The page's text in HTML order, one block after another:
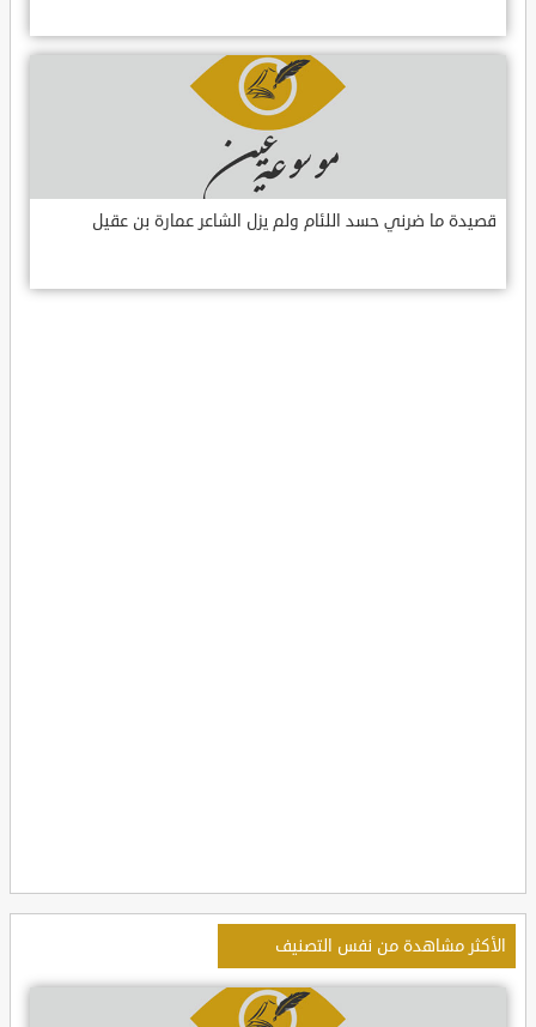
قصيدة ما ضرني حسد اللئام ولم يزل الشاعر عمارة بن عقيل
الأكثر مشاهدة من نفس التصنيف